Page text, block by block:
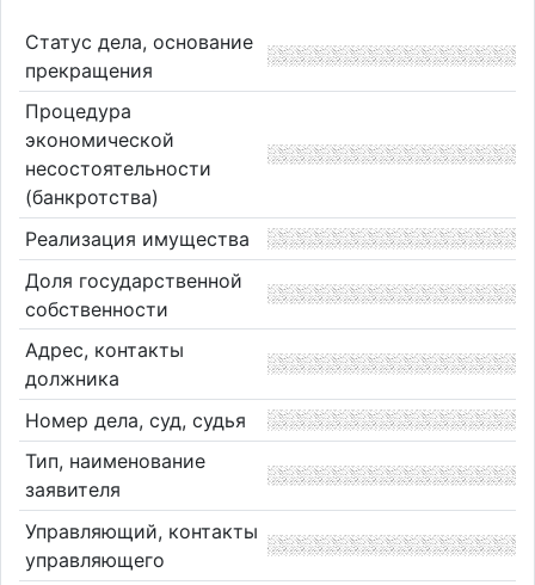
Статус дела, основание
прекращения
Процедура
экономической
несостоятельности
(банкротства)
Реализация имущества
Доля государственной
собственности
Адрес, контакты
должника
Номер дела, суд, судья
Тип, наименование
заявителя
Управляющий, контакты
управляющего